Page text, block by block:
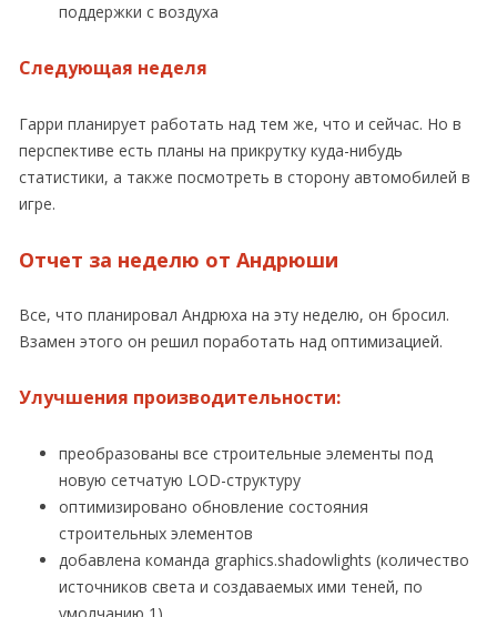
поддержки с воздуха
Следующая неделя
Гарри планирует работать над тем же, что и сейчас. Но в
перспективе есть планы на прикрутку куда-нибудь
статистики, а также посмотреть в сторону автомобилей в
игре.
Отчет за неделю от Андрюши
Все, что планировал Андрюха на эту неделю, он бросил.
Взамен этого он решил поработать над оптимизацией.
Улучшения производительности:
преобразованы все строительные элементы под
новую сетчатую LOD-структуру
оптимизировано обновление состояния
строительных элементов
добавлена команда graphics.shadowlights (количество
источников света и создаваемых ими теней, по